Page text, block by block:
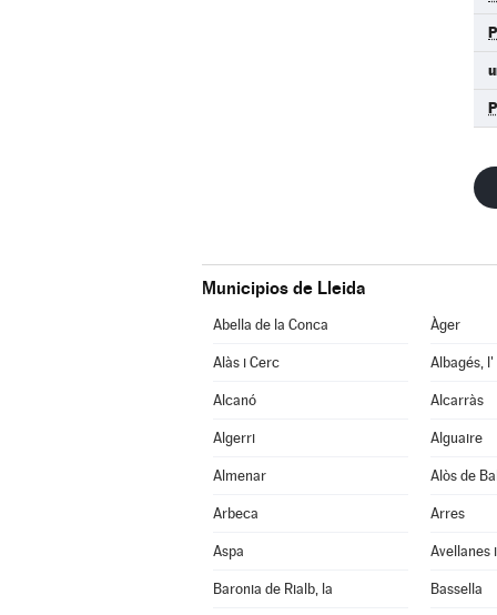
Municipios de Lleida
Abella de la Conca Àger
Alàs i Cerc Albagés, l'
Alcanó Alcarràs
Algerri Alguaire
Almenar Alòs de
Arbeca Arres
Aspa Avellanes
Baronia de Rialb, la Bassella